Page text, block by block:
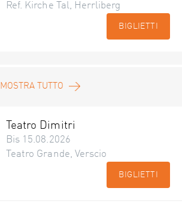
Ref. Kirche Tal, Herrliberg
BIGLIETTI
MOSTRA TUTTO
Teatro Dimitri
Bis 15.08.2026
Teatro Grande, Verscio
BIGLIETTI